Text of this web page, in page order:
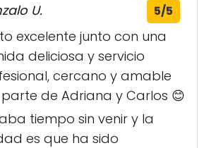
U. 5/5
excelente junto con una
deliciosa y servicio
cercano y amable
de Adriana y Carlos 😊
tiempo sin venir y la
es que ha sido